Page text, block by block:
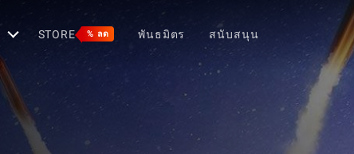
STORE % ลด พันธมิตร สนับสนุน